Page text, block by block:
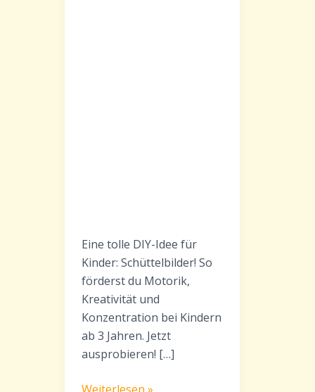
Eine tolle DIY-Idee für
Kinder: Schüttelbilder! So
förderst du Motorik,
Kreativität und
Konzentration bei Kindern
ab 3 Jahren. Jetzt
ausprobieren! […]
Schüttelbilder